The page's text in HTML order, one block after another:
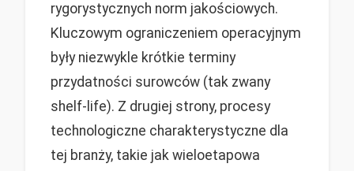
rygorystycznych norm jakościowych.
Kluczowym ograniczeniem operacyjnym
były niezwykle krótkie terminy
przydatności surowców (tak zwany
shelf-life). Z drugiej strony, procesy
technologiczne charakterystyczne dla
tej branży, takie jak wieloetapowa